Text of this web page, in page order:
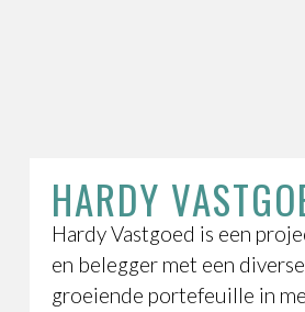
HARDY
Hardy Vastgoed is een
en belegger met een
groeiende portefeuille in